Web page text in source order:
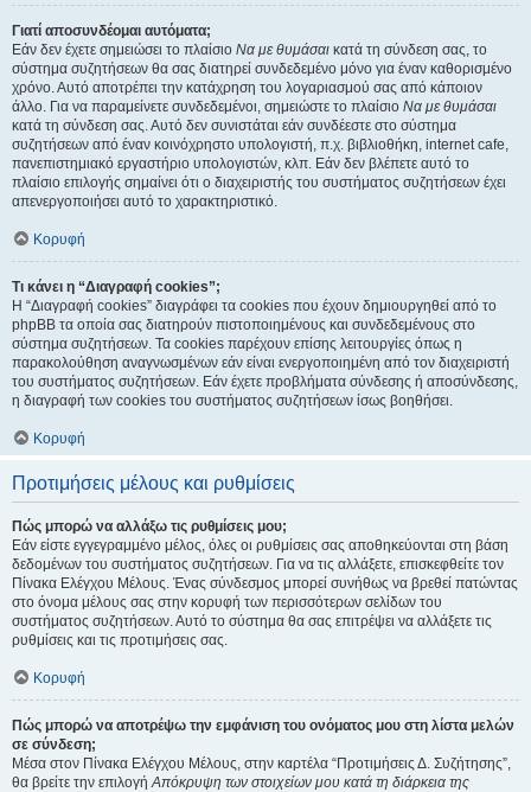
Γιατί αποσυνδέομαι αυτόματα;
Εάν δεν έχετε σημειώσει το πλαίσιο Να με θυμάσαι κατά τη σύνδεση σας, το
σύστημα συζητήσεων θα σας διατηρεί συνδεδεμένο μόνο για έναν καθορισμένο
χρόνο. Αυτό αποτρέπει την κατάχρηση του λογαριασμού σας από κάποιον
άλλο. Για να παραμείνετε συνδεδεμένοι, σημειώστε το πλαίσιο Να με θυμάσαι
κατά τη σύνδεση σας. Αυτό δεν συνιστάται εάν συνδέεστε στο σύστημα
συζητήσεων από έναν κοινόχρηστο υπολογιστή, π.χ. βιβλιοθήκη, internet cafe,
πανεπιστημιακό εργαστήριο υπολογιστών, κλπ. Εάν δεν βλέπετε αυτό το
πλαίσιο επιλογής σημαίνει ότι ο διαχειριστής του συστήματος συζητήσεων έχει
απενεργοποιήσει αυτό το χαρακτηριστικό.
Κορυφή
Τι κάνει η “Διαγραφή cookies”;
Η “Διαγραφή cookies” διαγράφει τα cookies που έχουν δημιουργηθεί από το
phpBB τα οποία σας διατηρούν πιστοποιημένους και συνδεδεμένους στο
σύστημα συζητήσεων. Τα cookies παρέχουν επίσης λειτουργίες όπως η
παρακολούθηση αναγνωσμένων εάν είναι ενεργοποιημένη από τον διαχειριστή
του συστήματος συζητήσεων. Εάν έχετε προβλήματα σύνδεσης ή αποσύνδεσης,
η διαγραφή των cookies του συστήματος συζητήσεων ίσως βοηθήσει.
Κορυφή
Προτιμήσεις μέλους και ρυθμίσεις
Πώς μπορώ να αλλάξω τις ρυθμίσεις μου;
Εάν είστε εγγεγραμμένο μέλος, όλες οι ρυθμίσεις σας αποθηκεύονται στη βάση
δεδομένων του συστήματος συζητήσεων. Για να τις αλλάξετε, επισκεφθείτε τον
Πίνακα Ελέγχου Μέλους. Ένας σύνδεσμος μπορεί συνήθως να βρεθεί πατώντας
στο όνομα μέλους σας στην κορυφή των περισσότερων σελίδων του
συστήματος συζητήσεων. Αυτό το σύστημα θα σας επιτρέψει να αλλάξετε τις
ρυθμίσεις και τις προτιμήσεις σας.
Κορυφή
Πώς μπορώ να αποτρέψω την εμφάνιση του ονόματος μου στη λίστα μελών
σε σύνδεση;
Μέσα στον Πίνακα Ελέγχου Μέλους, στην καρτέλα “Προτιμήσεις Δ. Συζήτησης”,
θα βρείτε την επιλογήΑπόκρυψη των στοιχείων μου κατά τη διάρκεια της